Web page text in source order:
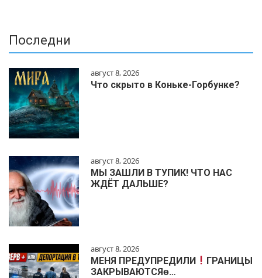
Последни
август 8, 2026
Что скрыто в Коньке-Горбунке?
август 8, 2026
МЫ ЗАШЛИ В ТУПИК! ЧТО НАС
ЖДЁТ ДАЛЬШЕ?
август 8, 2026
МЕНЯ ПРЕДУПРЕДИЛИ
ГРАНИЦЫ
ЗАКРЫВАЮТСЯɵ…